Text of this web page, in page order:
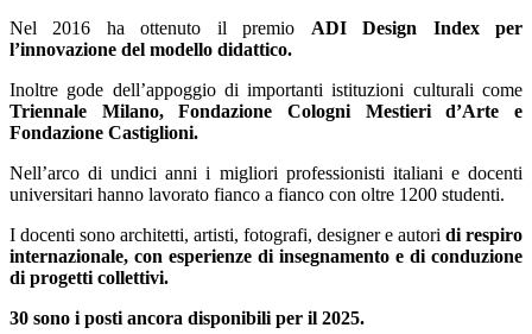
Nel 2016 ha ottenuto il premio ADI Design Index per
l’innovazione del modello didattico.
Inoltre gode dell’appoggio di importanti istituzioni culturali come
Triennale Milano, Fondazione Cologni Mestieri d’Arte e
Fondazione Castiglioni.
Nell’arco di undici anni i migliori professionisti italiani e docenti
universitari hanno lavorato fianco a fianco con oltre 1200 studenti.
I docenti sono architetti, artisti, fotografi, designer e autori di respiro
internazionale, con esperienze di insegnamento e di conduzione
di progetti collettivi.
30 sono i posti ancora disponibili per il 2025.